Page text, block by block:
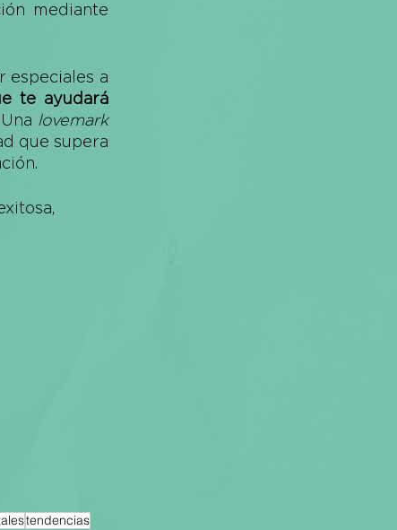
mediante
especiales a
te ayudará
Una lovemark
que supera
tendencias